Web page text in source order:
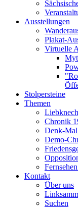
Ausstellungen
Plakat-
Virtuelle
Stolpersteine
Themen
Chronik
Denk-
Demo-
Kontakt
Über uns
Suchen